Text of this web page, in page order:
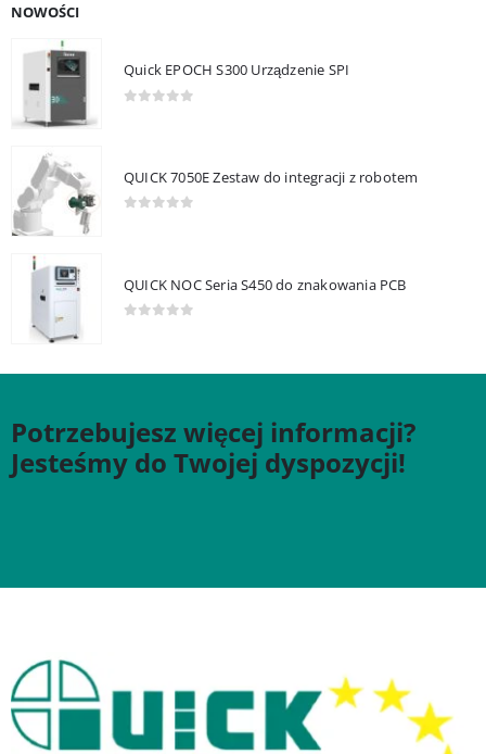
NOWOŚCI
Quick EPOCH S300 Urządzenie SPI
QUICK 7050E Zestaw do integracji z robotem
QUICK NOC Seria S450 do znakowania PCB
Potrzebujesz więcej informacji?
Jesteśmy do Twojej dyspozycji!